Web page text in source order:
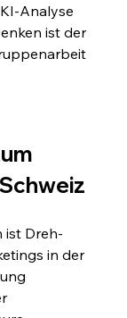
Analyse
ist der
ist Dreh-
in der